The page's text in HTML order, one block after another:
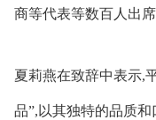
商等代表等数百人出
夏莉燕在致辞中表示,
品”,以其独特的品质